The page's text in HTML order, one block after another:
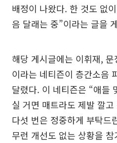
배정이 나왔다. 한 것도 없
음 달래는 중”이라는 글을
해당 게시글에는 이휘재,
이라는 네티즌이 층간소음
달렸다. 이 네티즌은 “애들
실 거면 매트라도 제발 깔
다섯 번은 정중하게 부탁드
무런 개선도 없는 상황을